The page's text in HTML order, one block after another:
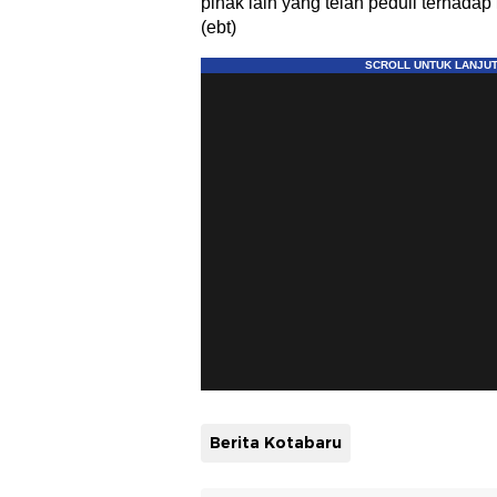
(ebt)
Berita Kotabaru